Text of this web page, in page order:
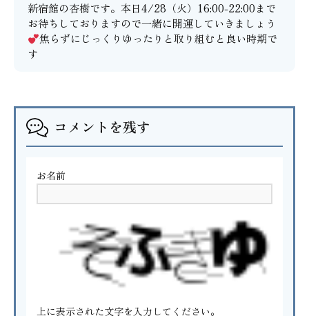
新宿館の杏樹です。本日4/28（火）16:00-22:00まで
お待ちしておりますので一緒に開運していきましょう
焦らずにじっくりゆったりと取り組むと良い時期で
す
コメントを残す
お名前
上に表示された文字を入力してください。